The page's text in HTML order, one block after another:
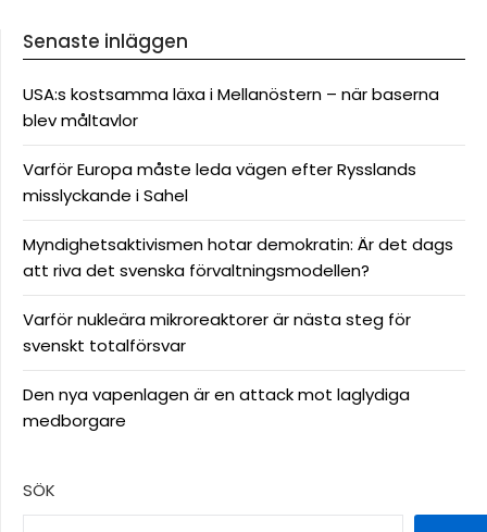
Senaste inläggen
USA:s kostsamma läxa i Mellanöstern – när baserna
blev måltavlor
Varför Europa måste leda vägen efter Rysslands
misslyckande i Sahel
Myndighetsaktivismen hotar demokratin: Är det dags
att riva det svenska förvaltningsmodellen?
Varför nukleära mikroreaktorer är nästa steg för
svenskt totalförsvar
Den nya vapenlagen är en attack mot laglydiga
medborgare
SÖK